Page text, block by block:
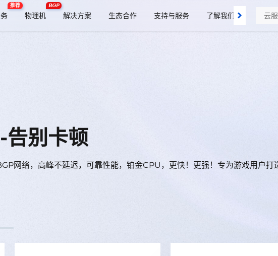
推荐
物理机
BGP
解决方案 生态合作 支持与服务
了解我们
致富
各行各业的优秀合作伙伴合作加入我们，共同致富！
的云服务器
防火墙
选
，助力企业快速上云，省钱更高效。
告别卡顿
网络，高峰不延迟，可靠性能，铂金CPU，更快！更强！专为游戏用户打
直达
优化网络，确保稳定性和高可用性，适合复杂业务场景。
首选
物理机！
致富
各行各业的优秀合作伙伴合作加入我们，共同致富！
的云服务器
防火墙